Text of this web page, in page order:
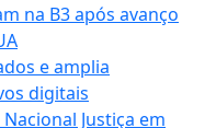
na B3 após avanço
e amplia
digitais
Justiça em